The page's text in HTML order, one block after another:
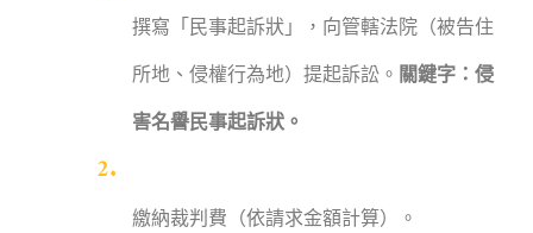
撰寫「民事起訴狀」，向管轄法院（被告住
所地、侵權行為地）提起訴訟。 關鍵字：侵
害名譽民事起訴狀。
繳納裁判費（依請求金額計算）。